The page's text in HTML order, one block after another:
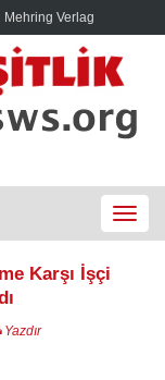
Mehring Verlag
Toggle
Karşı İşçi
Yazdır